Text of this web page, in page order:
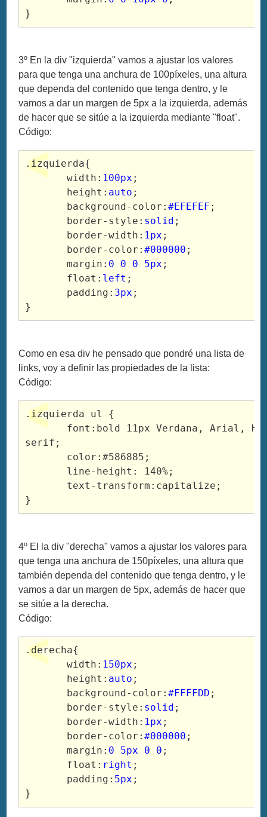
}
3º En la div "izquierda" vamos a ajustar los valores
para que tenga una anchura de 100píxeles, una altura
que dependa del contenido que tenga dentro, y le
vamos a dar un margen de 5px a la izquierda, además
de hacer que se sitúe a la izquierda mediante "float".
Código:
.izquierda{
       width:
100px ;
       height:
auto ;
       background-color:
#EFEFEF ;
       border-style:
solid ;
       border-width:
1px ;
       border-color:
#000000 ;
       margin:
0 0 0 5px ;
       float:
left ;
       padding:
3px ;
}
Como en esa div he pensado que pondré una lista de
links, voy a definir las propiedades de la lista:
Código:
.izquierda ul {
       font:bold 11px Verdana, Arial, Helvetica, sans-
serif;
}
4º El la div "derecha" vamos a ajustar los valores para
que tenga una anchura de 150píxeles, una altura que
también dependa del contenido que tenga dentro, y le
vamos a dar un margen de 5px, además de hacer que
se sitúe a la derecha.
Código:
.derecha{
       width:
150px ;
       height:
auto ;
       background-color:
#FFFFDD ;
       border-style:
solid ;
       border-width:
1px ;
       border-color:
#000000 ;
       margin:
0 5px 0 0 ;
       float:
right ;
       padding:
5px ;
}